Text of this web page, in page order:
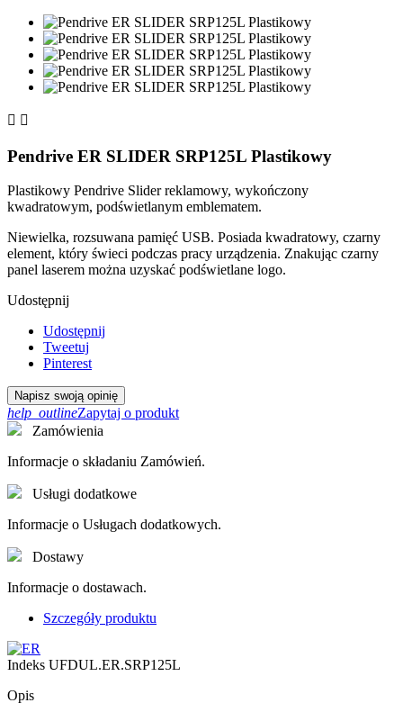
 
Pendrive ER SLIDER SRP125L Plastikowy
Plastikowy Pendrive Slider reklamowy, wykończony
kwadratowym, podświetlanym emblematem.
Niewielka, rozsuwana pamięć USB. Posiada kwadratowy, czarny
element, który świeci podczas pracy urządzenia. Znakując czarny
panel laserem można uzyskać podświetlane logo.
Udostępnij
Udostępnij
Tweetuj
Pinterest
Napisz swoją opinię
help_outlineZapytaj o produkt
Zamówienia
Informacje o składaniu Zamówień.
Usługi dodatkowe
Informacje o Usługach dodatkowych.
Dostawy
Informacje o dostawach.
Szczegóły produktu
Indeks UFDUL.ER.SRP125L
Opis